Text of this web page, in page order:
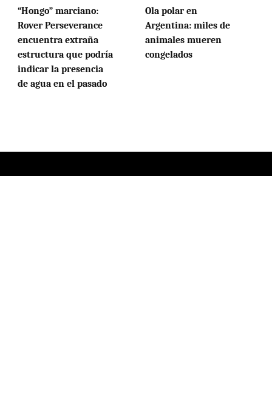
“Hongo” marciano:
Rover Perseverance
encuentra extraña
estructura que podría
indicar la presencia
de agua en el pasado
Ola polar en
Argentina: miles de
animales mueren
congelados